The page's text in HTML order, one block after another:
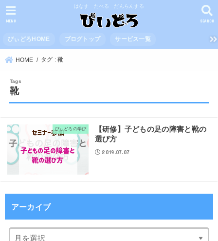
はなす たべる だんらんする
SEARCH
MENU
びぃどろHOME ブログトップ サービス一覧
HOME タグ : 靴
靴
びぃどろの学び
【研修】子どもの足の障害と靴の
選び方
2019.07.07
アーカイブ